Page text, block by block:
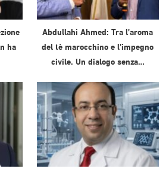
ha
Abdullahi Ahmed: Tra l’aroma
del tè marocchino e l’impegno
civile. Un dialogo senza…